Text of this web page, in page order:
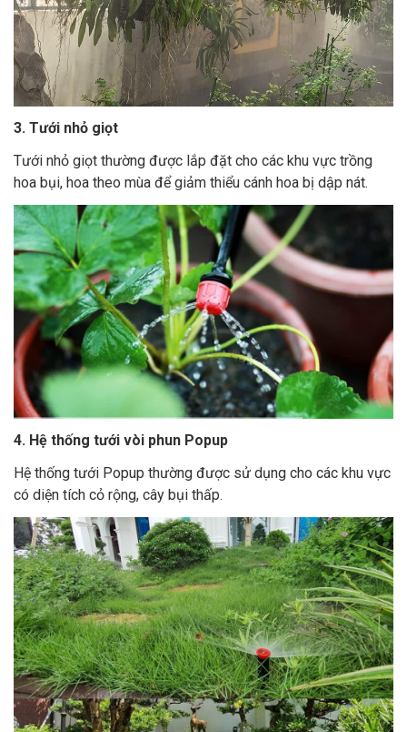
3. Tưới nhỏ giọt
Tưới nhỏ giọt thường được lắp đặt cho các khu vực trồng
hoa bụi, hoa theo mùa để giảm thiểu cánh hoa bị dập nát.
4. Hệ thống tưới vòi phun Popup
Hệ thống tưới Popup thường được sử dụng cho các khu vực
có diện tích cỏ rộng, cây bụi thấp.